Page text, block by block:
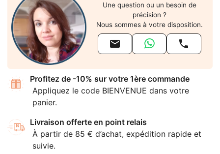
Une question ou un besoin de
précision ?
Nous sommes à votre disposition.
 
Profitez de -10% sur votre 1ère commande
Appliquez le code BIENVENUE dans votre
panier.
Livraison offerte en point relais
À partir de 85 € d’achat, expédition rapide et
suivie.